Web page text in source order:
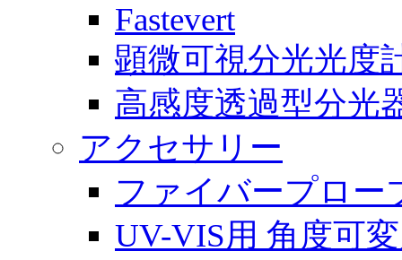
Fastevert
顕微可視分光光度
高感度透過型分光
アクセサリー
ファイバープロー
UV-VIS用 角度可